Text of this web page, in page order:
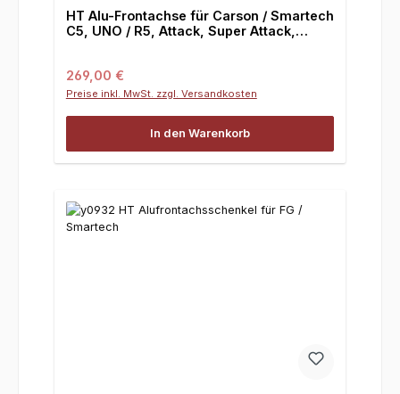
HT Alu-Frontachse für Carson / Smartech
C5, UNO / R5, Attack, Super Attack,
Regulärer Preis:
269,00 €
Preise inkl. MwSt. zzgl. Versandkosten
In den Warenkorb